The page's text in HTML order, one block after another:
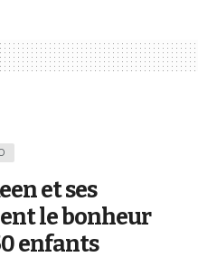
et ses
le bonheur
enfants